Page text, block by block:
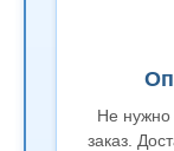
Не нужно
заказ.